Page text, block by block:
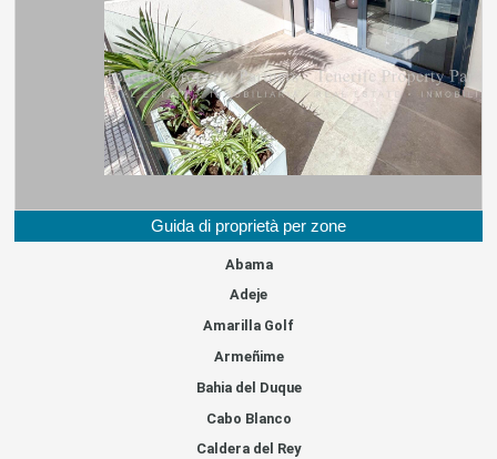
Guida di proprietà per zone
Abama
Adeje
Amarilla Golf
Armeñime
Bahia del Duque
Cabo Blanco
Caldera del Rey